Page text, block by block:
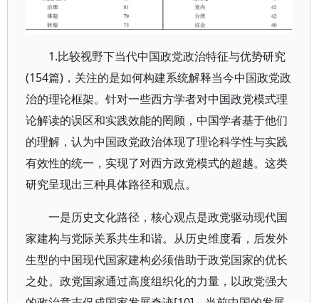
1.比较视野下当代中国政党政治特征与优势研究
(154篇)，关注的是如何构建系统解释当今中国政党政
治的理论框架。针对一些西方学者对中国政党模式理
论解读的误区和实践效能的罔顾，中国学者基于他们
的理解，认为中国政党政治体现了理论科学性与实践
有效性的统一，实现了对西方政党模式的超越。这类
研究呈现出三种具体路径和观点。
一是历史文化路径，核心观点是政党驱动现代国
家建构与党际关系共生和谐。从历史维度看，后发外
生型的中国现代国家建构必须借助于政党国家的优长
之处。政党国家通过高度组织化的力量，以政党强大